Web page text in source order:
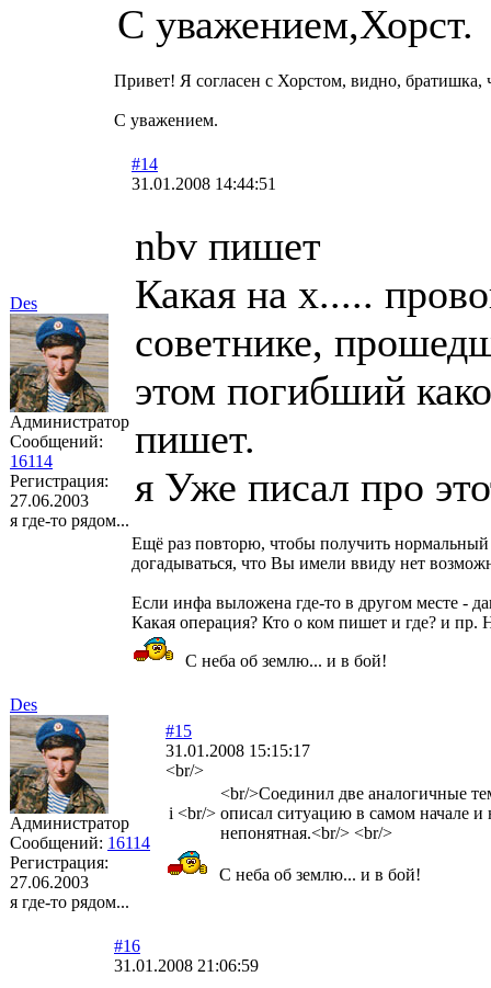
С уважением,Хорст.
Привет! Я согласен с Хорстом, видно,
С уважением.
Des
Администратор
Сообщений:
16114
Регистрация:
27.06.2003
я где-то рядом...
#14
31.01.2008 14:44:51
nbv пишет
Какая на х.....
советнике,
этом погибший
пишет.
я Уже писал про
Ещё раз повторю, чтобы получить нормальный
догадываться, что Вы имели ввиду нет
Если инфа выложена где-то в другом месте -
Какая операция? Кто о ком пишет и где? и
С неба об землю... и в бой!
Des
Администратор
Сообщений: 16114
Регистрация:
27.06.2003
я где-то рядом...
#15
31.01.2008 15:15:17
<br/>
i <br/>
<br/>Соединил две аналогичные
описал ситуацию в самом начале и
непонятная.<br/> <br/>
С неба об землю... и в бой!
#16
31.01.2008 21:06:59